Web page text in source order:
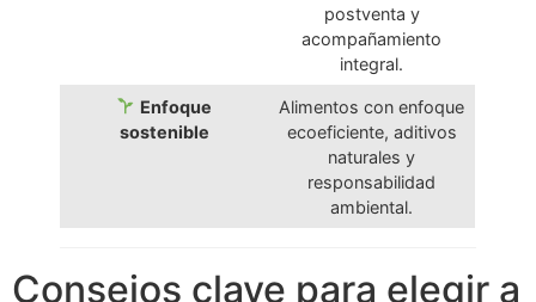
postventa y
acompañamiento
integral.
Enfoque
sostenible
Alimentos con enfoque
ecoeficiente, aditivos
naturales y
responsabilidad
ambiental.
Consejos clave para elegir a